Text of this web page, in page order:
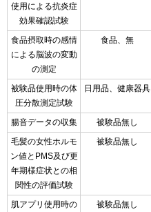
使用による抗炎症
効果確認試験
食品摂取時の感情
による脳波の変動
の測定
食品、無
被験品使用時の体
圧分散測定試験
日用品、健康器具
腸音データの収集 被験品無し
毛髪の女性ホルモ
ン値とPMS及び更
年期様症状との相
関性の評価試験
被験品無し
肌アプリ使用時の
被験品無し